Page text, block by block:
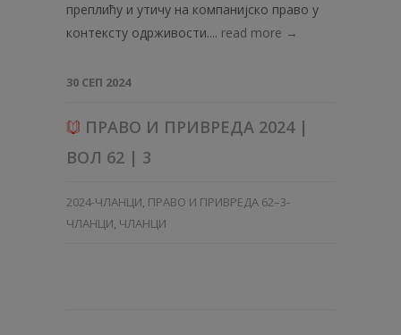
преплићу и утичу на компанијско право у
контексту одрживости.... read more →
30 СЕП 2024
ПРАВО И ПРИВРЕДА 2024 |
ВОЛ 62 | 3
2024-ЧЛАНЦИ, ПРАВО И ПРИВРЕДА 62–3-
ЧЛАНЦИ, ЧЛАНЦИ